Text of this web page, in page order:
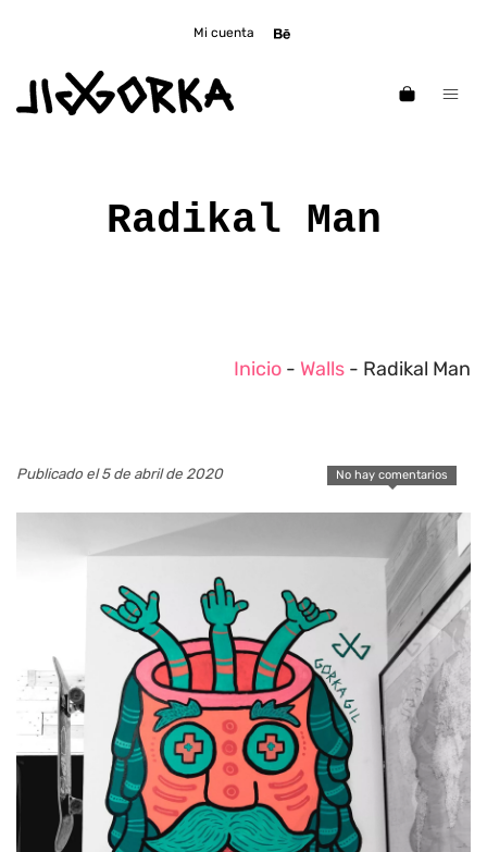
Mi cuenta
Radikal Man
Inicio - Walls - Radikal Man
No hay comentarios
Publicado el 5 de abril de 2020